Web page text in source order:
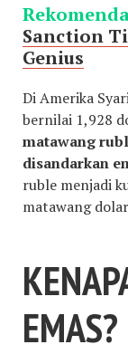
Sanction
Genius
Di Amerika
bernilai 1,928
matawang
disandarkan
ruble menjadi
matawang
EMAS?